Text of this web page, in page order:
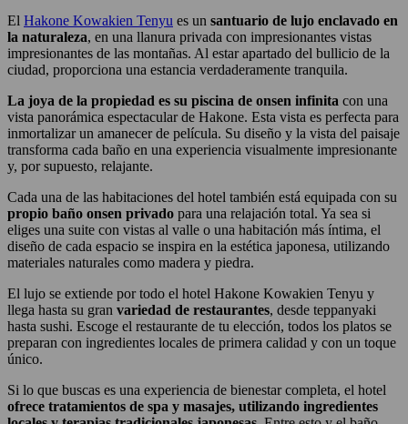
El Hakone Kowakien Tenyu es un santuario de lujo enclavado en
la naturaleza, en una llanura privada con impresionantes vistas
impresionantes de las montañas. Al estar apartado del bullicio de la
ciudad, proporciona una estancia verdaderamente tranquila.
La joya de la propiedad es su piscina de onsen infinita con una
vista panorámica espectacular de Hakone. Esta vista es perfecta para
inmortalizar un amanecer de película. Su diseño y la vista del paisaje
transforma cada baño en una experiencia visualmente impresionante
y, por supuesto, relajante.
Cada una de las habitaciones del hotel también está equipada con su
propio baño onsen privado para una relajación total. Ya sea si
eliges una suite con vistas al valle o una habitación más íntima, el
diseño de cada espacio se inspira en la estética japonesa, utilizando
materiales naturales como madera y piedra.
El lujo se extiende por todo el hotel Hakone Kowakien Tenyu y
llega hasta su gran variedad de restaurantes, desde teppanyaki
hasta sushi. Escoge el restaurante de tu elección, todos los platos se
preparan con ingredientes locales de primera calidad y con un toque
único.
Si lo que buscas es una experiencia de bienestar completa, el hotel
ofrece tratamientos de spa y masajes, utilizando ingredientes